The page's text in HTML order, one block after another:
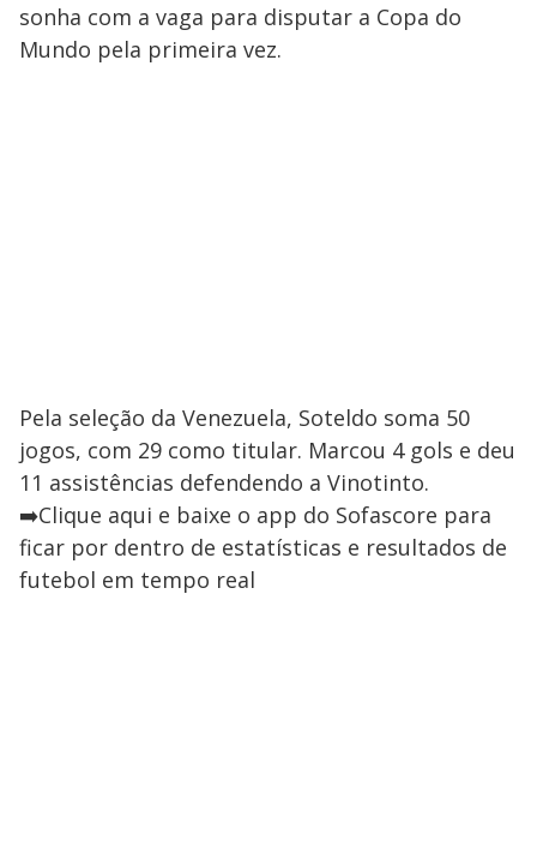
sonha com a vaga para disputar a Copa do
Mundo pela primeira vez.
Pela seleção da Venezuela, Soteldo soma 50
jogos, com 29 como titular. Marcou 4 gols e deu
11 assistências defendendo a Vinotinto.
➡️Clique aqui e baixe o app do Sofascore para
ficar por dentro de estatísticas e resultados de
futebol em tempo real